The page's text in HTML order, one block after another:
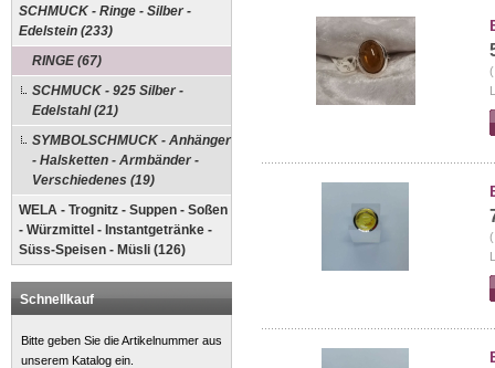
SCHMUCK - Ringe - Silber -
Edelstein (233)
RINGE (67)
SCHMUCK - 925 Silber -
Edelstahl (21)
SYMBOLSCHMUCK - Anhänger
- Halsketten - Armbänder -
Verschiedenes (19)
WELA - Trognitz - Suppen - Soßen
- Würzmittel - Instantgetränke -
Süss-Speisen - Müsli (126)
Schnellkauf
Bitte geben Sie die Artikelnummer aus
unserem Katalog ein.